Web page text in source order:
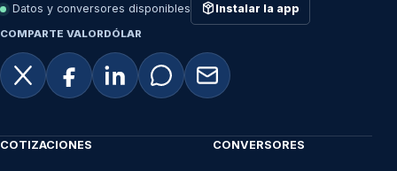
Datos y conversores disponibles Instalar la app
COMPARTE VALORDÓLAR
COTIZACIONES CONVERSORES